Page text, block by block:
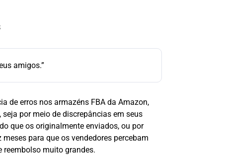
amigos.”
de erros nos armazéns FBA da Amazon,
por meio de discrepâncias em seus
que os originalmente enviados, ou por
para que os vendedores percebam
reembolso muito grandes.